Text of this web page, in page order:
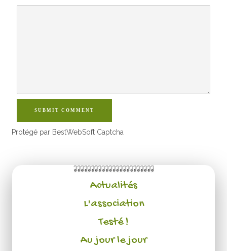
SUBMIT COMMENT
Protégé par BestWebSoft Captcha
Actualités
L'association
Testé !
Au jour le jour